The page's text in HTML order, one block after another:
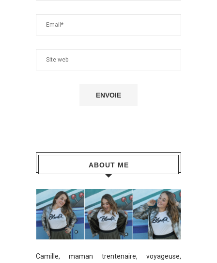
ABOUT ME
Camille, maman trentenaire, voyageuse,